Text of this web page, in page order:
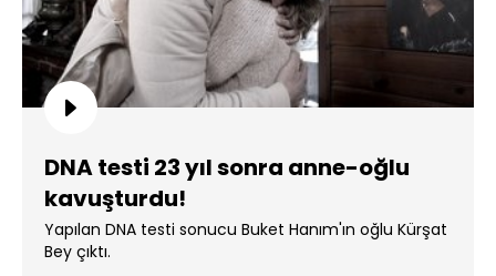
DNA testi 23 yıl sonra anne-oğlu
kavuşturdu!
Yapılan DNA testi sonucu Buket Hanım'ın oğlu Kürşat
Bey çıktı.